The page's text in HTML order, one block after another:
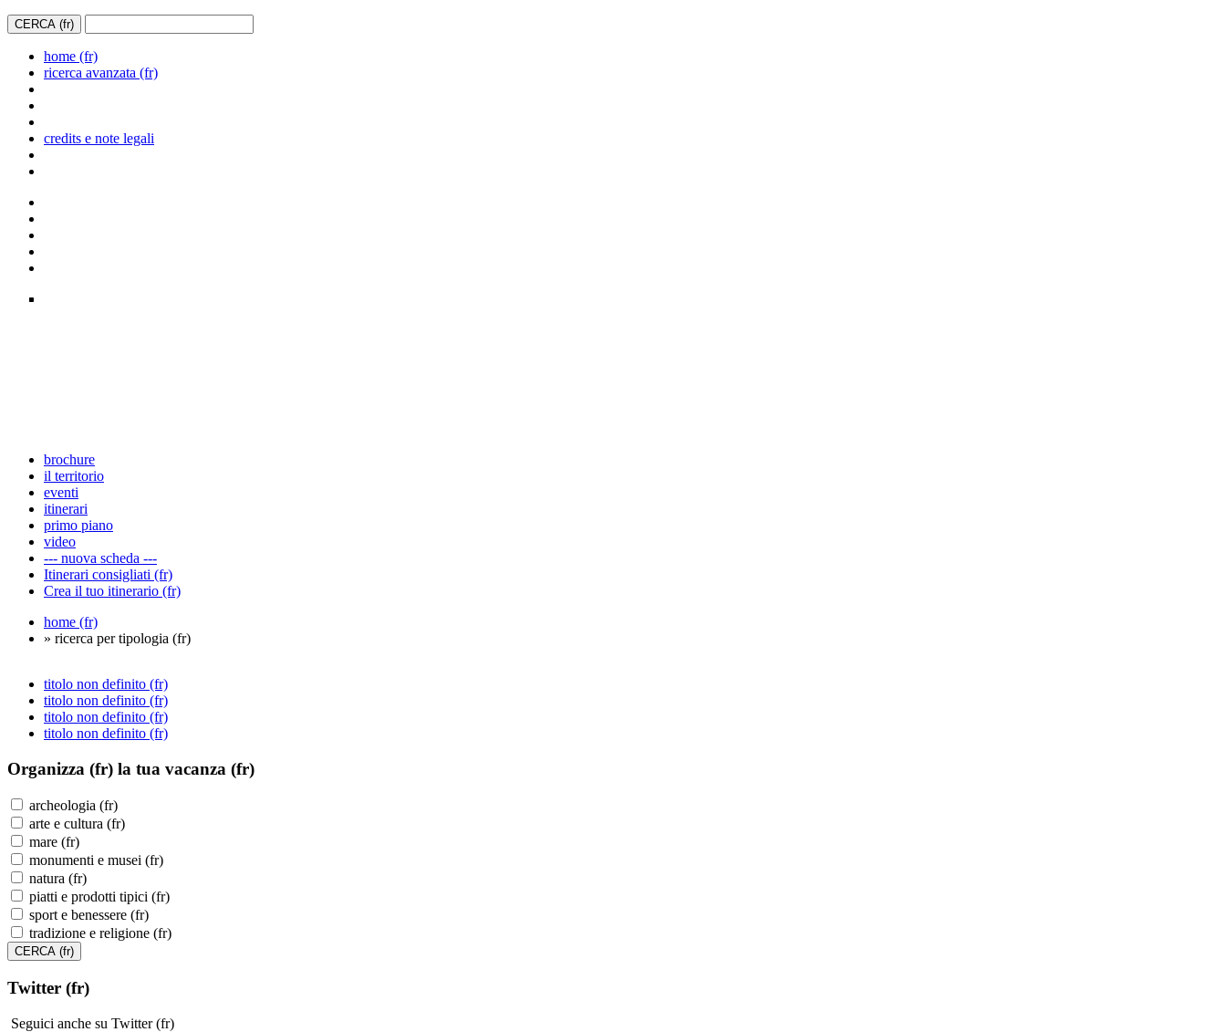
home (fr)
ricerca avanzata (fr)
credits e note legali
brochure
il territorio
eventi
itinerari
primo piano
video
--- nuova scheda ---
Itinerari consigliati (fr)
Crea il tuo itinerario (fr)
home (fr)
» ricerca per tipologia (fr)
titolo non definito (fr)
titolo non definito (fr)
titolo non definito (fr)
titolo non definito (fr)
Organizza (fr) la tua vacanza (fr)
archeologia (fr)
arte e cultura (fr)
mare (fr)
monumenti e musei (fr)
natura (fr)
piatti e prodotti tipici (fr)
sport e benessere (fr)
tradizione e religione (fr)
Twitter (fr)
Seguici anche su Twitter (fr)